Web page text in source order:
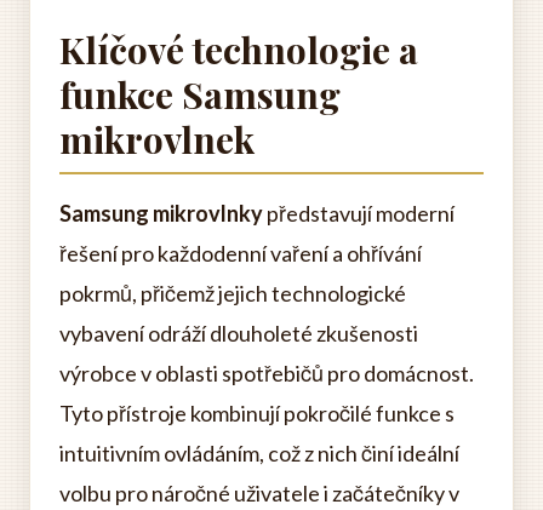
Klíčové technologie a
funkce Samsung
mikrovlnek
Samsung mikrovlnkypředstavují moderní
řešení pro každodenní vaření a ohřívání
pokrmů, přičemž jejich technologické
vybavení odráží dlouholeté zkušenosti
výrobce v oblasti spotřebičů pro domácnost.
Tyto přístroje kombinují pokročilé funkce s
intuitivním ovládáním, což z nich činí ideální
volbu pro náročné uživatele i začátečníky v